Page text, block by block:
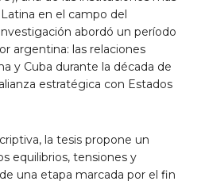
en el campo del
abordó un período
argentina: las relaciones
y Cuba durante la década de
estratégica con Estados
la tesis propone un
equilibrios, tensiones y
una etapa marcada por el fin